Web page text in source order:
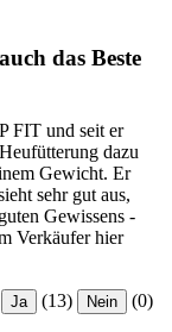
das Beste
FIT und seit er
dazu
Gewicht. Er
sehr gut aus,
Gewissens -
Verkäufer hier
Ja (13) Nein (0)